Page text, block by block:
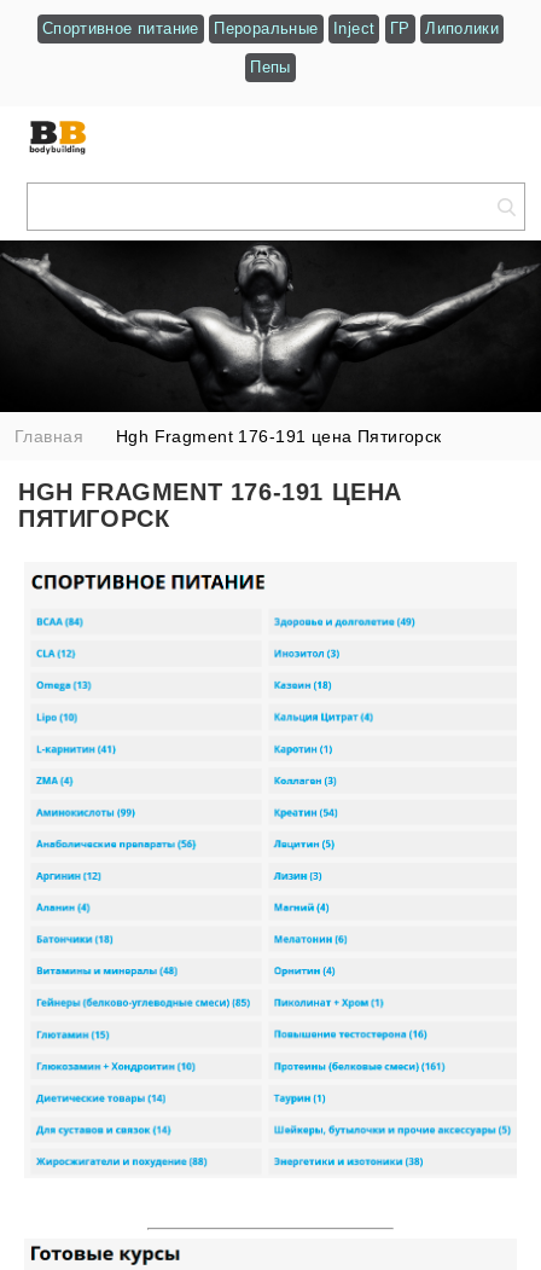
Спортивное питание Пероральные Inject ГР Липолики
Пепы
Главная Hgh Fragment 176-191 цена Пятигорск
HGH FRAGMENT 176-191 ЦЕНА
ПЯТИГОРСК